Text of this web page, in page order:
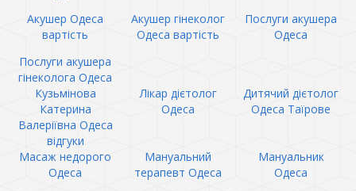
Акушер Одеса
вартість
Акушер гінеколог
Одеса вартість
Послуги акушера
Одеса
Послуги акушера
гінеколога Одеса
Кузьмінова
Катерина
Валеріївна Одеса
відгуки
Лікар дієтолог
Одеса
Дитячий дієтолог
Одеса Таїрове
Масаж недорого
Одеса
Мануальний
терапевт Одеса
Мануальник
Одеса